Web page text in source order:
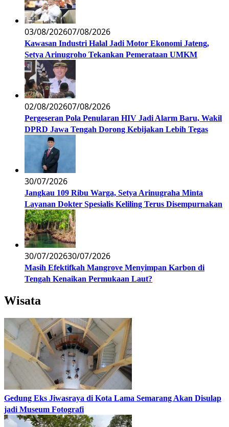
03/08/202607/08/2026
Kawasan Industri Halal Jadi Motor Ekonomi Jateng,
Setya Arinugroho Tekankan Pemerataan UMKM
02/08/202607/08/2026
Pergeseran Pola Penularan HIV Jadi Alarm Baru, Wakil
DPRD Jawa Tengah Dorong Kebijakan Lebih Tegas
30/07/2026
Jangkau 109 Ribu Warga, Setya Arinugraha Minta
Layanan Dokter Spesialis Keliling Terus Disempurnakan
30/07/202630/07/2026
Masih Efektifkah Mangrove Menyimpan Karbon di
Tengah Kenaikan Permukaan Laut?
Wisata
Gedung Eks Jiwasraya di Kota Lama Semarang Akan Disulap
jadi Museum Fotografi